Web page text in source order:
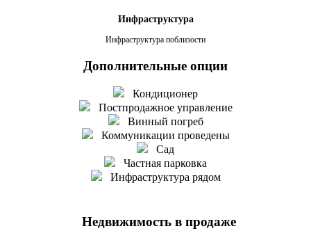
Инфраструктура
Инфраструктура поблизости
Дополнительные опции
Кондиционер
Постпродажное управление
Винный погреб
Коммуникации проведены
Сад
Частная парковка
Инфраструктура рядом
Недвижимость в продаже